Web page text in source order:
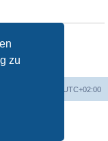
zu
UTC+02:00
Limited